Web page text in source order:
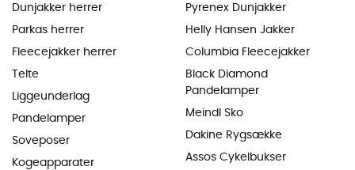
Dunjakker herrer
Parkas herrer
Fleecejakker herrer
Telte
Liggeunderlag
Pandelamper
Soveposer
Kogeapparater
Pyrenex Dunjakker
Helly Hansen Jakker
Columbia Fleecejakker
Black Diamond
Pandelamper
Meindl Sko
Dakine Rygsække
Assos Cykelbukser